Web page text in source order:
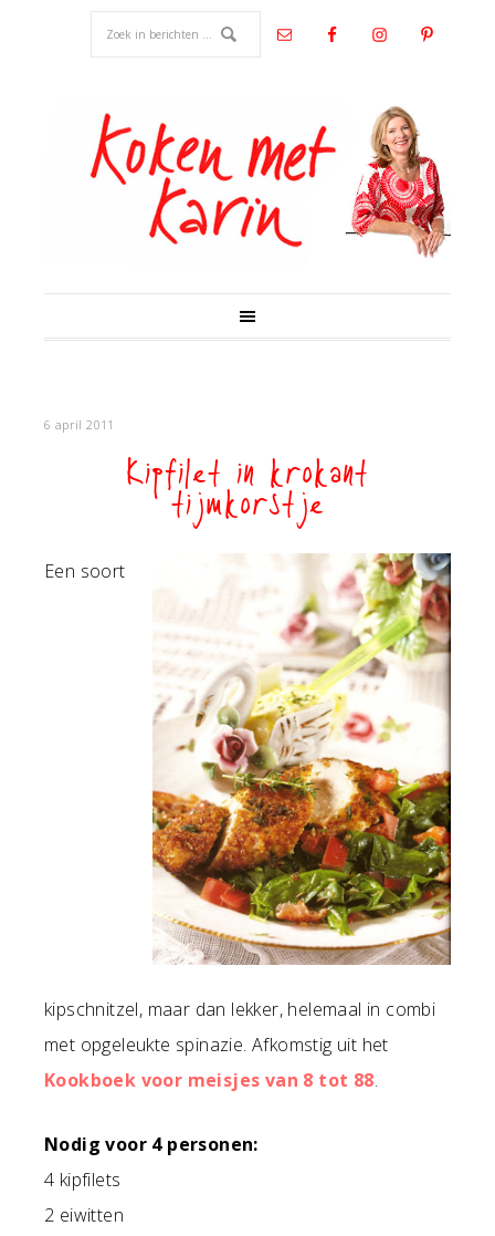
6 april 2011
Kipfilet in krokant
tijmkorstje
Een soort
kipschnitzel, maar dan lekker, helemaal in combi
met opgeleukte spinazie. Afkomstig uit het
Kookboek voor meisjes van 8 tot 88.
Nodig voor 4 personen:
4 kipfilets
2 eiwitten